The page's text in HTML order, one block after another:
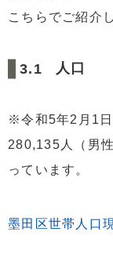
こちらでご紹介
人口
※令和5年2月1
280,135人（男
っています。
墨田区世帯人口